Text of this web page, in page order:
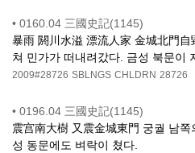
• 0160.04 三國史記(1145)
暴雨 閼川水溢 漂流人家 金城北門
쳐 민가가 떠내려갔다. 금성 북문이
2009#28726 SBLNGS CHLDRN 28726
• 0196.04 三國史記(1145)
震宫南大樹 又震金城東門 궁궐 남
성 동문에도 벼락이 쳤다.